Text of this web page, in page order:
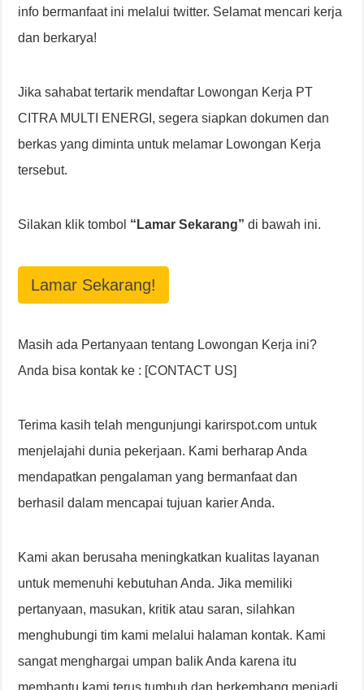
info bermanfaat ini melalui twitter. Selamat mencari kerja
dan berkarya!
Jika sahabat tertarik mendaftar Lowongan Kerja PT
CITRA MULTI ENERGI, segera siapkan dokumen dan
berkas yang diminta untuk melamar Lowongan Kerja
tersebut.
Silakan klik tombol “Lamar Sekarang” di bawah ini.
Lamar Sekarang!
Masih ada Pertanyaan tentang Lowongan Kerja ini?
Anda bisa kontak ke : [CONTACT US]
Terima kasih telah mengunjungi karirspot.com untuk
menjelajahi dunia pekerjaan. Kami berharap Anda
mendapatkan pengalaman yang bermanfaat dan
berhasil dalam mencapai tujuan karier Anda.
Kami akan berusaha meningkatkan kualitas layanan
untuk memenuhi kebutuhan Anda. Jika memiliki
pertanyaan, masukan, kritik atau saran, silahkan
menghubungi tim kami melalui halaman kontak. Kami
sangat menghargai umpan balik Anda karena itu